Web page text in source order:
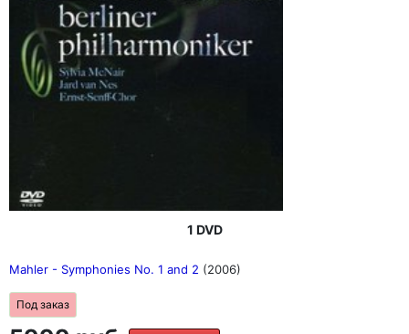
1 DVD
Mahler - Symphonies No. 1 and 2 (2006)
Под заказ